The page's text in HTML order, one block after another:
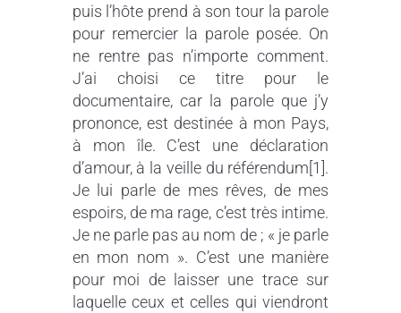
puis l’hôte prend à son tour la parole
pour remercier la parole posée. On
ne rentre pas n’importe comment.
J’ai choisi ce titre pour le
documentaire, car la parole que j’y
prononce, est destinée à mon Pays,
à mon île. C’est une déclaration
d’amour, à la veille du référendum[1].
Je lui parle de mes rêves, de mes
espoirs, de ma rage, c’est très intime.
Je ne parle pas au nom de ; « je parle
en mon nom ». C’est une manière
pour moi de laisser une trace sur
laquelle ceux et celles qui viendront